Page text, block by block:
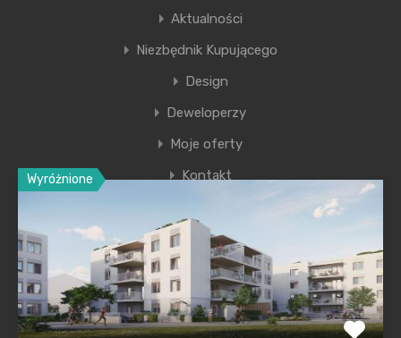
Wyróżnione
Aktualności
Niezbędnik Kupującego
Design
Deweloperzy
Moje oferty
Kontakt
Ostatnie wpisy
Nowa era Filharmonii Krakowskiej
Premiera nowego etapu inwestycji Krakowskie